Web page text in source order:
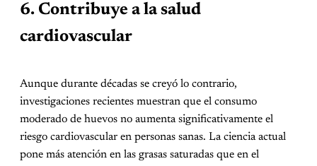
6. Contribuye a la salud
cardiovascular
Aunque durante décadas se creyó lo contrario,
investigaciones recientes muestran que el consumo
moderado de huevos no aumenta significativamente el
riesgo cardiovascular en personas sanas. La ciencia actual
pone más atención en las grasas saturadas que en el